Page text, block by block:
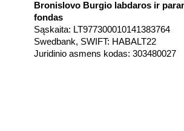
Bronislovo Burgio labdaros ir
fondas
Sąskaita: LT977300010141383764
Swedbank, SWIFT: HABALT22
Juridinio asmens kodas: 303480027